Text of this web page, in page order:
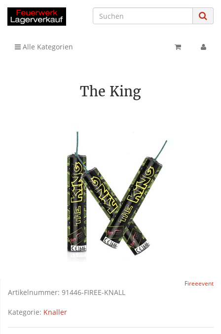
Alle Kategorien
The King
Fireeevent
Artikelnummer: 91446-FIREE-KNALL
Kategorie: Knaller